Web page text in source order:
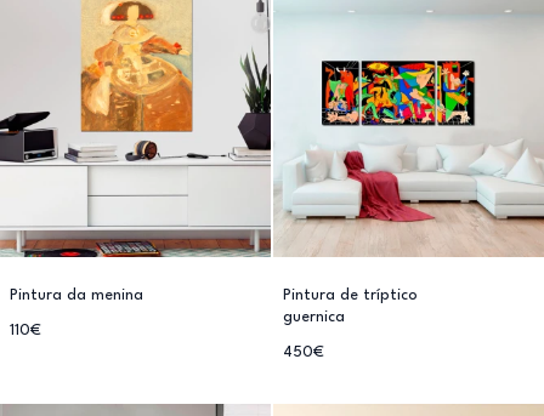
Pintura da menina
110€
Pintura de tríptico
guernica
450€